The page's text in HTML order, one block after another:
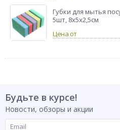
Губки для мытья
5шт, 8х5х2,5см
Будьте в курсе!
Новости, обзоры и акции